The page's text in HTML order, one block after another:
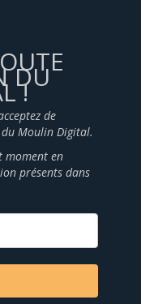
DU
!
de
Moulin Digital.
moment en
présents dans